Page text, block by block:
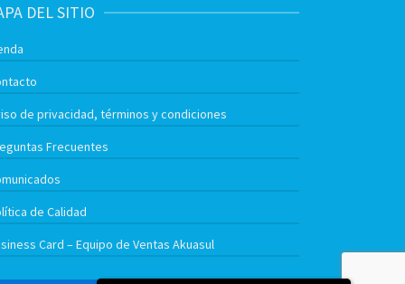
DEL SITIO
de privacidad, términos y condiciones
Frecuentes
de Calidad
Card – Equipo de Ventas Akuasul